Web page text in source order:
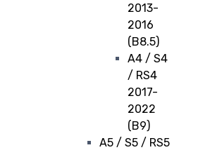
2013-
2016
(B8.5)
A4 / S4
/ RS4
2017-
2022
(B9)
A5 / S5 / RS5